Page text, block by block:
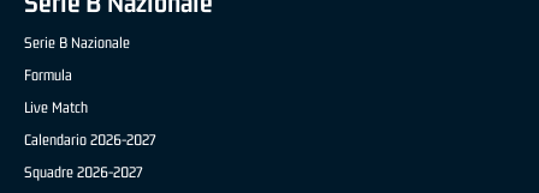
Serie B Nazionale
Formula
Live Match
Calendario 2026-2027
Squadre 2026-2027